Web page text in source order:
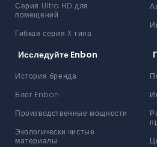
Серия Ultra HD для
помещений
Гибкая серия X типа
Исследуйте Enbon
История бренда
Блог Enbon
Производственные мощности
Экологически чистые
материалы